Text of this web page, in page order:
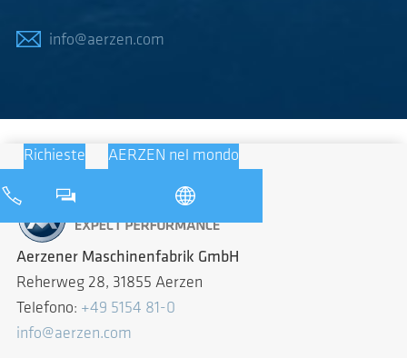
info@aerzen.com
Richieste AERZEN nel mondo
Aerzener Maschinenfabrik GmbH
Reherweg 28, 31855 Aerzen
Telefono: +49 5154 81-0
info@aerzen.com